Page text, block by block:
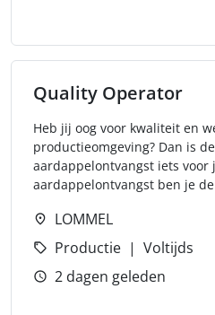
Quality Operator
Heb jij oog voor kwaliteit en
productieomgeving? Dan is
aardappelontvangst iets voor
aardappelontvangst ben je
LOMMEL
Productie
Voltijds
2 dagen geleden